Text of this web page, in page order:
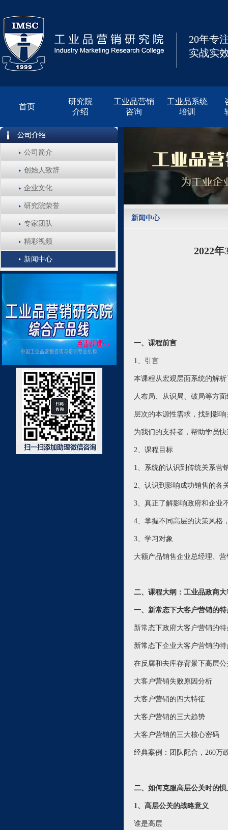
20年专
实战实
首页
研究院
介绍
工业品营销
咨询
工业品系统
培训
公司简介
创始人致辞
企业文化
研究院荣誉
专家团队
精彩视频
新闻中心
新闻中心
2022
一、课程前言
1、引言
本课程从宏观层面系统的解
人布局、从识局、破局等方
层次的本源性需求，找到影
为我们的支持者，帮助学员
2、课程目标
1、系统的认识到传统关系营
2、认识到影响成功销售的各
3、真正了解影响政府和企业
4、掌握不同高层的决策风格
3、学习对象
大额产品销售企业总经理、
二、课程大纲： 工业品政商
一、新常态下大客户营销的特
新常态下政府大客户营销的特
新常态下企业大客户营销的特
在反腐和去库存背景下高层
大客户营销失败原因分析
大客户营销的四大特征
大客户营销的三大趋势
大客户营销的三大核心密码
经典案例：团队配合，260万
二、如何克服高层公关时的
1、高层公关的战略意义
谁是高层